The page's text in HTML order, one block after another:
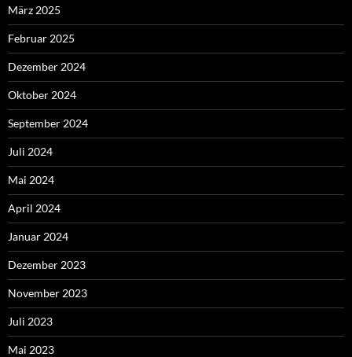
März 2025
Februar 2025
Dezember 2024
Oktober 2024
September 2024
Juli 2024
Mai 2024
April 2024
Januar 2024
Dezember 2023
November 2023
Juli 2023
Mai 2023